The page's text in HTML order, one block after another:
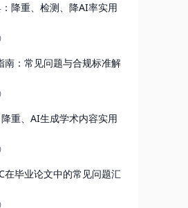
降重、检测、降AI率实用
南：常见问题与合规标准解
重、AI生成学术内容实用
在毕业论文中的常见问题汇